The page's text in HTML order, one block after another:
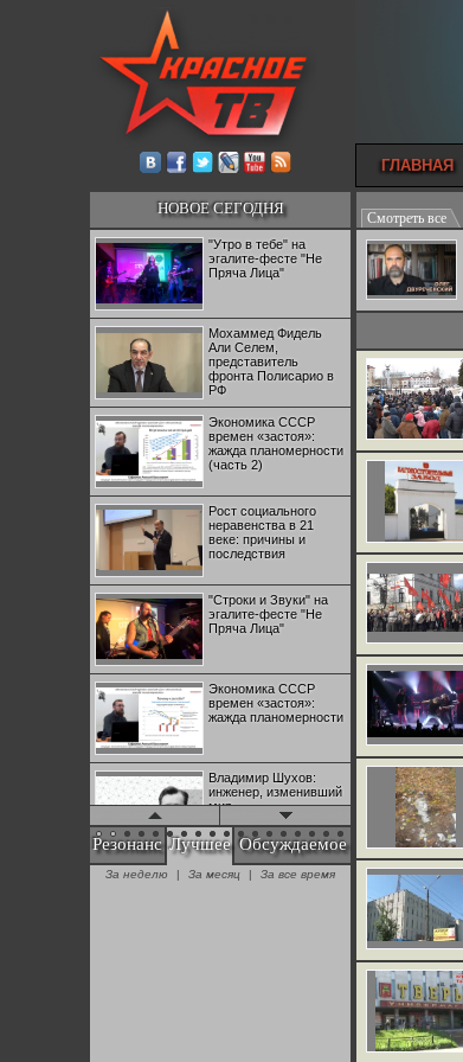
ГЛАВНАЯ
НОВОЕ СЕГОДНЯ
"Утро в тебе" на
эгалите-фесте "Не
Пряча Лица"
Мохаммед Фидель
Али Селем,
представитель
фронта Полисарио в
РФ
Экономика СССР
времен «застоя»:
жажда планомерности
(часть 2)
Рост социального
неравенства в 21
веке: причины и
последствия
"Строки и Звуки" на
эгалите-фесте "Не
Пряча Лица"
Экономика СССР
времен «застоя»:
жажда планомерности
Владимир Шухов:
инженер, изменивший
мир
"Аркадий Коц" на
эгалите-фесте "Не
Резонанс Лучшее Обсуждаемое
За неделю | За месяц | За все время
Смотреть все